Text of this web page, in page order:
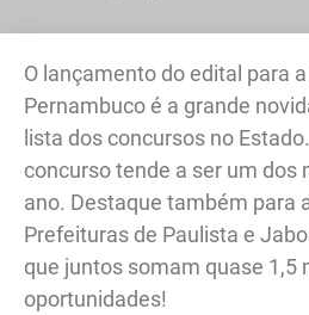
O lançamento do edital para
Pernambuco é a grande
lista dos concursos no
concurso tende a ser um dos
ano. Destaque também para
Prefeituras de Paulista e
que juntos somam quase 1,5
oportunidades!